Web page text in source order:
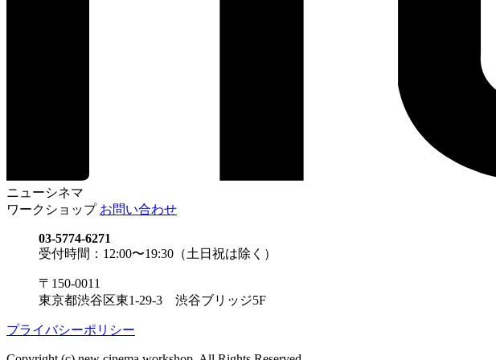
ニューシネマ
ワークショップ お問い合わせ
03-5774-6271
受付時間：12:00〜19:30（土日祝は除く）
〒150-0011
東京都渋谷区東1-29-3 渋谷ブリッジ5F
プライバシーポリシー